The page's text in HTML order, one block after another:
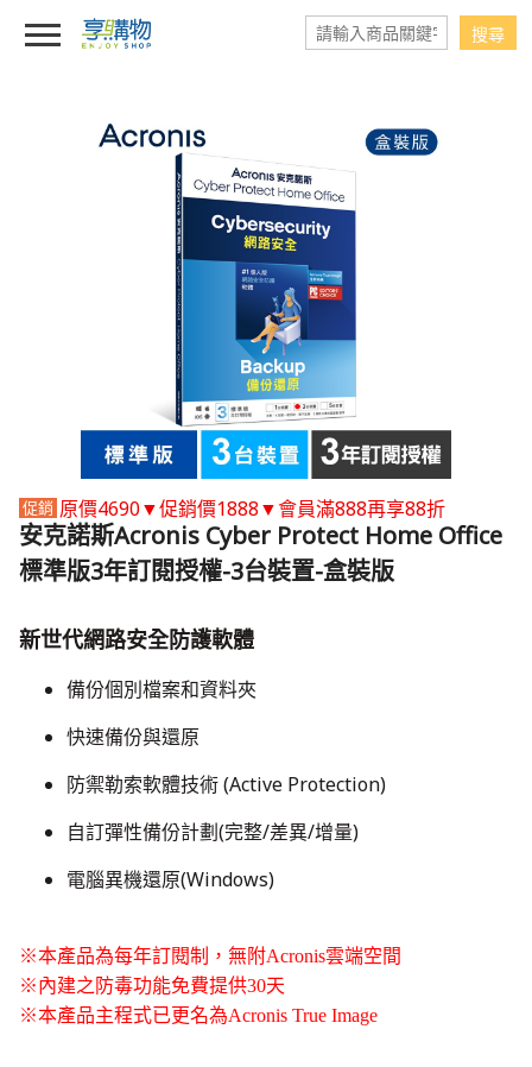
原價4690▼促銷價1888▼會員滿888再享88折
安克諾斯Acronis Cyber Protect Home Office
標準版3年訂閱授權-3台裝置-盒裝版
新世代網路安全防護軟體
備份個別檔案和資料夾
快速備份與還原
防禦勒索軟體技術 (Active Protection)
​自訂彈性備份計劃(完整/差異/增量)
​電腦異機還原(Windows)
※本產品為每年訂閱制，無附Acronis雲端空間
​※內建之防毒功能免費提供30天
※本產品主程式已更名為Acronis True Image